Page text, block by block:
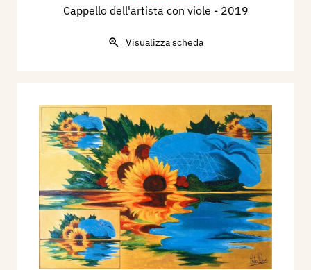
Cappello dell'artista con viole - 2019
Visualizza scheda